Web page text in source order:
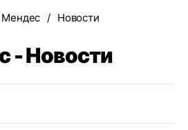
Мендес Новости
- Новости